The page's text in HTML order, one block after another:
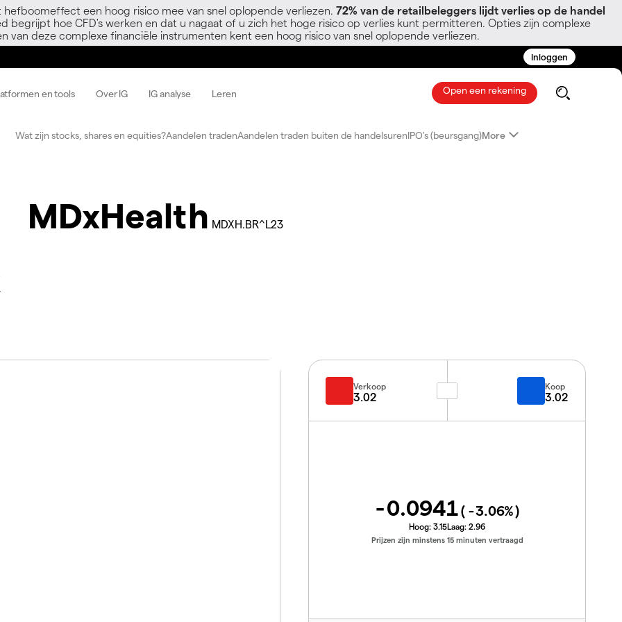
een hoog risico mee van snel oplopende verliezen. 72% van de retailbeleggers lijdt verlies op de handel
begrijpt hoe CFD's werken en dat u nagaat of u zich het hoge risico op verlies kunt permitteren. Opties zijn complexe
van deze complexe financiële instrumenten kent een hoog risico van snel oplopende verliezen.
Inloggen
en tools Over IG IG analyse Leren Open een rekening
Wat zijn stocks, shares en equities?Aandelen tradenAandelen traden buiten de handelsurenIPO's (beursgang)More
MDxHealth MDXH.BR^L23
Verkoop
3.02
Koop
3.02
-0.0941( -3.06%)
Hoog: 3.15Laag: 2.96
Prijzen zijn minstens 15 minuten vertraagd